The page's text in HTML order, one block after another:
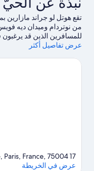
تقع هوتل لو جراند
من نوتردام وميدان ديه
عرض تفاصيل أكثر
17 Rue de la Verrerie, Paris, France, 75004
عرض في الخريطة